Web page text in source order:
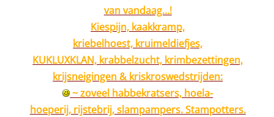
van vandaag…!
Kiespijn, kaakkramp,
kriebelhoest, kruimeldiefjes,
KUKLUXKLAN, krabbelzucht, krimbezettingen,
krijsneigingen & kriskroswedstrijden:
~ zoveel habbekratsers, hoela-
hoeperij, rijstebrij, slampampers. Stampotters.